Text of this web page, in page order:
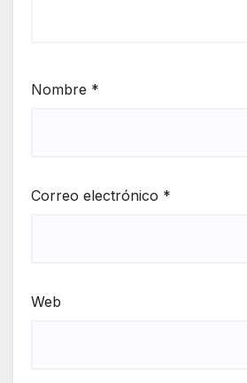
Nombre *
Correo electrónico *
Web